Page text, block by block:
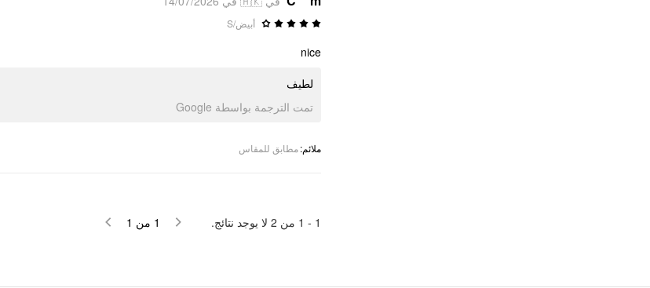
أبيض/S
nice
لطيف
تمت الترجمة بواسطة Google
ملائم:مطابق للمقاس
1 -
1 من 2 لا يوجد نتائج. 1 من 1